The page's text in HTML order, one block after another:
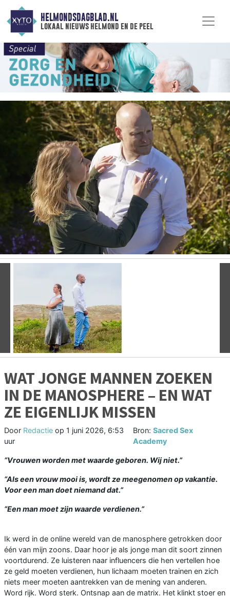
HELMONDSDAGBLAD.NL
lokaal nieuws helmond en de peel
Vorige
WAT JONGE MANNEN ZOEKEN
IN DE MANOSPHERE – EN WAT
ZE EIGENLIJK MISSEN
Door Redactie op 1 juni 2026, 6:53
uur
Bron:Sacred Sex
Academy
“Vrouwen worden met waarde geboren. Wij niet.”
“Als een vrouw mooi is, wordt ze meegenomen op vakantie.
Voor een man doet niemand dat.”
“Een man moet zijn waarde verdienen.”
Ik werd in de online wereld van de manosphere getrokken door
één van mijn zoons. Daar hoor je als jonge man dit soort zinnen
voortdurend. Ze luisteren naar influencers die hen vertellen hoe
ze geld moeten verdienen, hun lichaam moeten trainen en zich
niets meer moeten aantrekken van de mening van anderen.
Word rijk. Word sterk. Ontsnap aan de matrix. Het klinkt stoer en